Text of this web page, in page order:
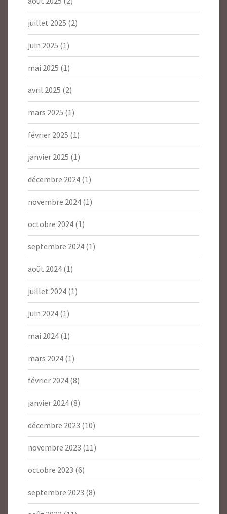
juillet 2025 (2)
juin 2025 (1)
mai 2025 (1)
avril 2025 (2)
mars 2025 (1)
février 2025 (1)
janvier 2025 (1)
décembre 2024 (1)
novembre 2024 (1)
octobre 2024 (1)
septembre 2024 (1)
août 2024 (1)
juillet 2024 (1)
juin 2024 (1)
mai 2024 (1)
mars 2024 (1)
février 2024 (8)
janvier 2024 (8)
décembre 2023 (10)
novembre 2023 (11)
octobre 2023 (6)
septembre 2023 (8)